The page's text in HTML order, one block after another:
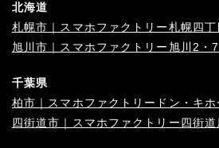
北海道
札幌市｜スマホファクトリー札幌四丁
旭川市｜スマホファクトリー旭川2・
千葉県
柏市｜スマホファクトリードン・キ
四街道市｜スマホファクトリー四街道